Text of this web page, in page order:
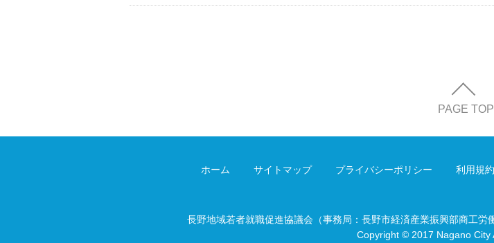
PAGE TOP
ホーム サイトマップ プライバシーポリシー 利用規約
長野地域若者就職促進協議会（事務局：長野市経済産業振興部商工労
Copyright © 2017 Nagano City